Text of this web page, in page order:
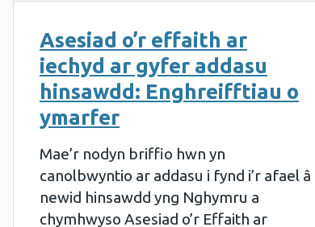
Asesiad o’r effaith ar
iechyd ar gyfer addasu
hinsawdd: Enghreifftiau o
ymarfer
Mae’r nodyn briffio hwn yn
canolbwyntio ar addasu i fynd i’r afael â
newid hinsawdd yng Nghymru a
chymhwyso Asesiad o’r Effaith ar